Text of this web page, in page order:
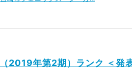
2019年第2期）ランク ＜発